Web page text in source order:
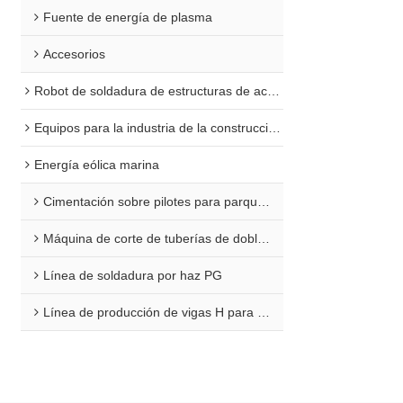
Fuente de energía de plasma
Accesorios
Robot de soldadura de estructuras de acero
Equipos para la industria de la construcción naval
Energía eólica marina
Cimentación sobre pilotes para parques eólicos marinos
Máquina de corte de tuberías de doble extremo para plataformas marinas
Línea de soldadura por haz PG
Línea de producción de vigas H para aplicaciones marinas